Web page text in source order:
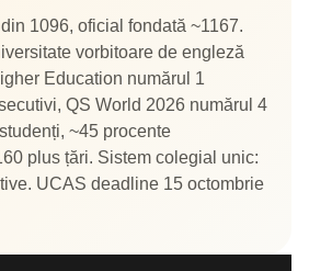
1096, oficial fondată ~1167.
vorbitoare de engleză
Education numărul 1
QS World 2026 numărul 4
~45 procente
plus țări. Sistem colegial unic:
UCAS deadline 15 octombrie